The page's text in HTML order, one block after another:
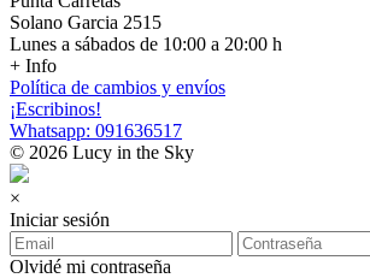
Solano Garcia 2515
Lunes a sábados de 10:00 a 20:00 h
+ Info
Política de cambios y envíos
¡Escribinos!
Whatsapp: 091636517
© 2026 Lucy in the Sky
×
Iniciar sesión
Olvidé mi contraseña